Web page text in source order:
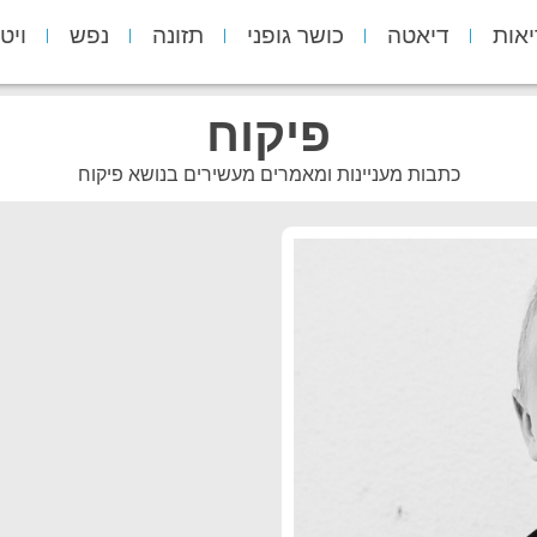
דיאטה כושר גופני תזונה נפש
פיקוח
כתבות מעניינות ומאמרים מעשירים בנושא פיקוח